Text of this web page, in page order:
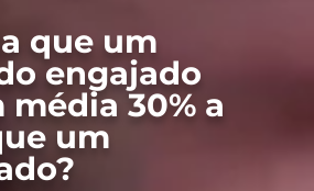
que um
engajado
30% a
um